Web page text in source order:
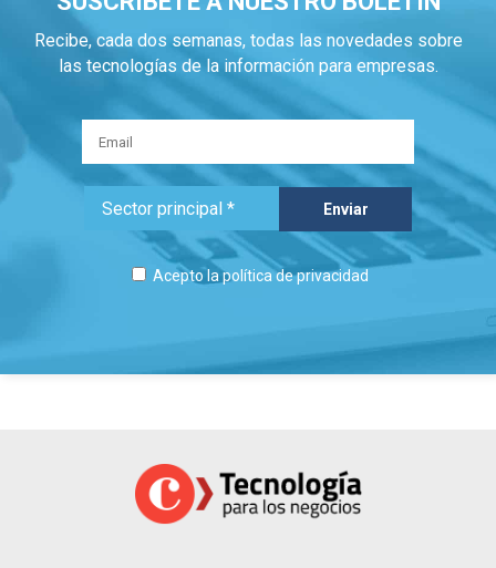
Recibe, cada dos semanas, todas las novedades sobre
las tecnologías de la información para empresas.
Acepto lapolítica de privacidad